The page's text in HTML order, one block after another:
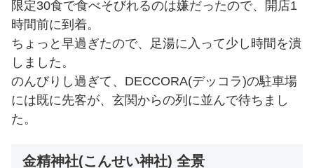
限定30食で食べそびれるのは嫌だったので、開店1
時間前に到着。
ちょっと早過ぎたので、足湯に入って少し時間を潰
しました。
のんびりし過ぎて、DECCORA(デッコラ)の駐車場
には既に先客が、玄関からの列に並んで待ちまし
た。
金精神社(こんせい神社) 全景